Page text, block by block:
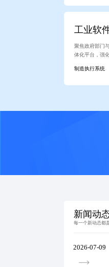
工业软
聚焦政府部门
体化平台，强
制造执行系统
新闻动
每一个新动态都
2026-07-09